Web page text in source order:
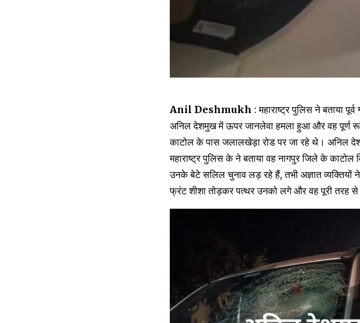
Anil Deshmukh : महाराष्ट्र पुलिस ने बताया
अनिल देशमुख में ऊपर जानलेवा हमला हुआ और वह पूर्ण
काटोल के पास जलालखेड़ा रोड पर जा रहे थे। अनिल
महाराष्ट्र पुलिस के ने बताया वह नागपुर जिले के
उनके बेटे सलिल चुनाव लड़ रहे हैं, तभी अज्ञात
फ्रंट शीशा तोड़कर पत्थर उनको लगे और वह पूरी तरह से